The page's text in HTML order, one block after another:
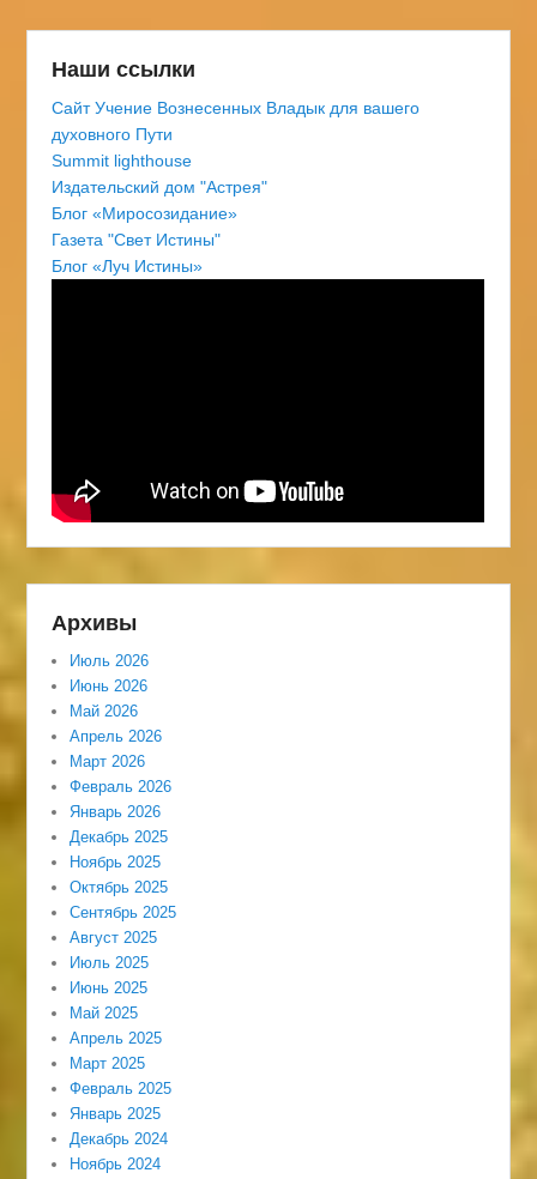
Наши ссылки
Сайт Учение Вознесенных Владык для вашего
духовного Пути
Summit lighthouse
Издательский дом "Астрея"
Блог «Миросозидание»
Газета "Свет Истины"
Блог «Луч Истины»
Архивы
Июль 2026
Июнь 2026
Май 2026
Апрель 2026
Март 2026
Февраль 2026
Январь 2026
Декабрь 2025
Ноябрь 2025
Октябрь 2025
Сентябрь 2025
Август 2025
Июль 2025
Июнь 2025
Май 2025
Апрель 2025
Март 2025
Февраль 2025
Январь 2025
Декабрь 2024
Ноябрь 2024